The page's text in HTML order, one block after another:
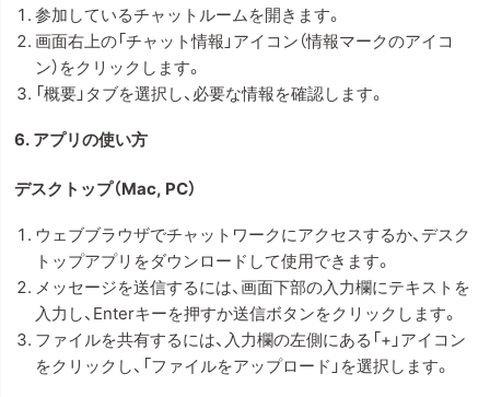
参加しているチャットルームを開きます。
画面右上の「チャット情報」アイコン（情報マークのアイコ
ン）をクリックします。
「概要」タブを選択し、必要な情報を確認します。
6. アプリの使い方
デスクトップ（Mac, PC）
ウェブブラウザでチャットワークにアクセスするか、デスク
トップアプリをダウンロードして使用できます。
メッセージを送信するには、画面下部の入力欄にテキストを
入力し、Enterキーを押すか送信ボタンをクリックします。
ファイルを共有するには、入力欄の左側にある「+」アイコン
をクリックし、「ファイルをアップロード」を選択します。